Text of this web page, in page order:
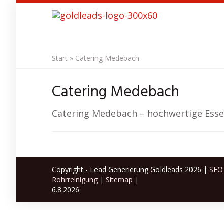
Start » Catering Medebach
Catering Medebach
Catering Medebach – hochwertige
Copyright - Lead Generierung Goldleads 2026 |
Rohrreinigung | Sitemap |
6.8.2026